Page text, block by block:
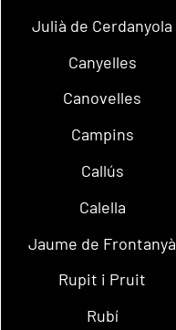
Julià de Cerdanyola
Canyelles
Canovelles
Campins
Callús
Calella
Jaume de Frontanyà
Rupit i Pruit
Rubí